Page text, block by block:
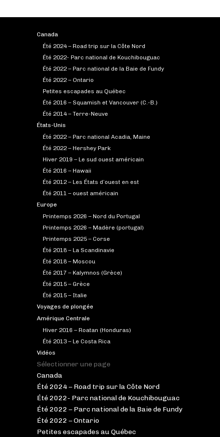
Canada
Été 2024 – Road trip sur la Côte Nord
Été 2022- Parc national de Kouchibouguac
Été 2022 – Parc national de la Baie de Fundy
Été 2022 – Ontario
Petites escapades au Québec
Été 2016 – Squamish et Vancouver (C.-B.)
Été 2014 – Terre-Neuve
États-Unis
Été 2022 – Parc national Acadia, Maine
Été 2022 – Hershey Park
Hiver 2019 – Le sud ouest américain
Été 2016 – Hawaii
Été 2012 – Les États d’ouest en est
Été 2011 – ouest américain
Europe
Printemps 2026 – Nord du Portugal
Printemps 2026 – Madère (portugal)
Printemps 2025 – Corse
Été 2018 – La Scandinavie
Été 2018 – Moscou
Été 2017 – Kalymnos (Grèce)
Été 2015 – Grèce
Été 2015 – Italie
Voyages de plongée
Amérique Centrale
Hiver 2016 – Roatan (Honduras)
Été 2013 – Le Costa Rica
Vidéos
Sélectionner une page
Canada
Été 2024 – Road trip sur la Côte Nord
Été 2022- Parc national de Kouchibouguac
Été 2022 – Parc national de la Baie de Fundy
Été 2022 – Ontario
Petites escapades au Québec